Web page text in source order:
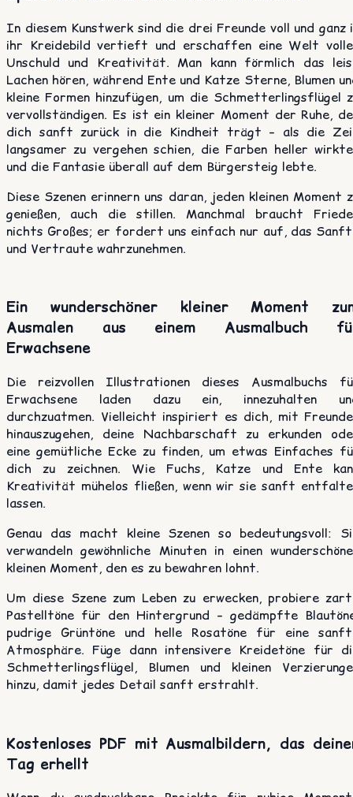
In diesem Kunstwerk sind die drei Freunde voll und ganz
ihr Kreidebild vertieft und erschaffen eine Welt
Unschuld und Kreativität. Man kann förmlich das
Lachen hören, während Ente und Katze Sterne, Blumen
kleine Formen hinzufügen, um die Schmetterlingsflügel
vervollständigen. Es ist ein kleiner Moment der Ruhe,
dich sanft zurück in die Kindheit trägt – als die
langsamer zu vergehen schien, die Farben heller
und die Fantasie überall auf dem Bürgersteig lebte.
Diese Szenen erinnern uns daran, jeden kleinen Moment
genießen, auch die stillen. Manchmal braucht
nichts Großes; er fordert uns einfach nur auf, das
und Vertraute wahrzunehmen.
Ein wunderschöner kleiner Moment
Ausmalen aus einem Ausmalbuch
Erwachsene
Die reizvollen Illustrationen dieses Ausmalbuchs
Erwachsene laden dazu ein, innezuhalten
durchzuatmen. Vielleicht inspiriert es dich, mit
hinauszugehen, deine Nachbarschaft zu erkunden
eine gemütliche Ecke zu finden, um etwas Einfaches
dich zu zeichnen. Wie Fuchs, Katze und Ente
Kreativität mühelos fließen, wenn wir sie sanft
lassen.
Genau das macht kleine Szenen so bedeutungsvoll:
verwandeln gewöhnliche Minuten in einen
kleinen Moment, den es zu bewahren lohnt.
Um diese Szene zum Leben zu erwecken, probiere
Pastelltöne für den Hintergrund – gedämpfte
pudrige Grüntöne und helle Rosatöne für eine
Atmosphäre. Füge dann intensivere Kreidetöne für
Schmetterlingsflügel, Blumen und kleinen
hinzu, damit jedes Detail sanft erstrahlt.
Kostenloses PDF mit Ausmalbildern, das
Tag erhellt